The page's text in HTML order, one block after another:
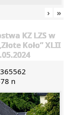
› »
KZ LZS w
Koło” XLII
n